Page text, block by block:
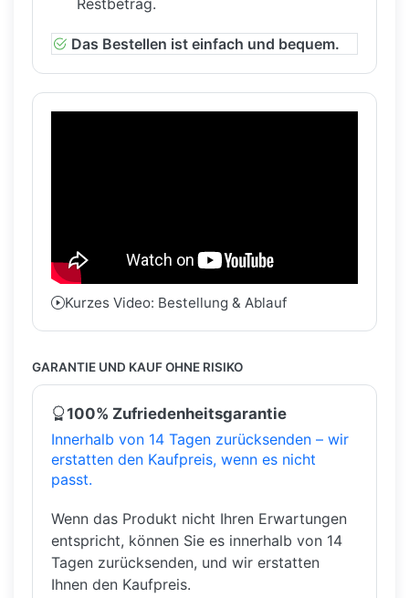
Das Bestellen ist einfach und bequem.
Kurzes Video: Bestellung & Ablauf
GARANTIE UND KAUF OHNE RISIKO
100% Zufriedenheitsgarantie
Innerhalb von 14 Tagen zurücksenden – wir
erstatten den Kaufpreis, wenn es nicht
passt.
Wenn das Produkt nicht Ihren Erwartungen
entspricht, können Sie es innerhalb von 14
Tagen zurücksenden, und wir erstatten
Ihnen den Kaufpreis.